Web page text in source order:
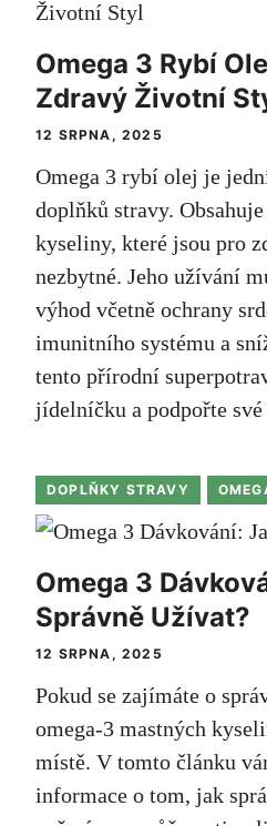
Omega 3 Rybí
Zdravý Životní
12 SRPNA, 2025
Omega 3 rybí olej je
doplňků stravy.
kyseliny, které jsou pro
nezbytné. Jeho užívání
výhod včetně ochrany
imunitního systému a
tento přírodní
jídelníčku a podpořte
DOPLŇKY STRAVY
Omega 3
Správně Užívat?
12 SRPNA, 2025
Pokud se zajímáte o
omega-3 mastných
místě. V tomto článku
informace o tom, jak